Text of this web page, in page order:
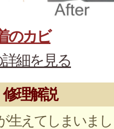
のカビ
細を見る
理解説
生えてしまいまし